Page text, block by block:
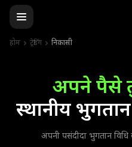
होम ट्रेडिंग निकासी
अपने पैसे
स्थानीय
अपनी पसंदीदा भुगतान